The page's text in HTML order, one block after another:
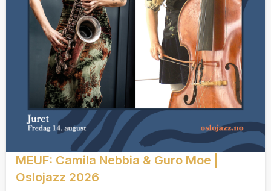
MEUF: Camila Nebbia & Guro Moe |
Oslojazz 2026